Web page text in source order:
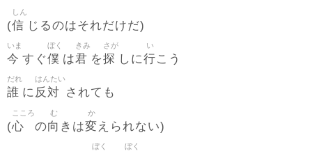
(信
しん
じるのはそれだけだ)
今
いま
すぐ僕
ぼく
は君
きみ
を探
さが
しに行
い
こう
誰
だれ
に 反対
はんたい
されても
(心
こころ
の向
む
きは変
か
えられない)
ぼく ぼく